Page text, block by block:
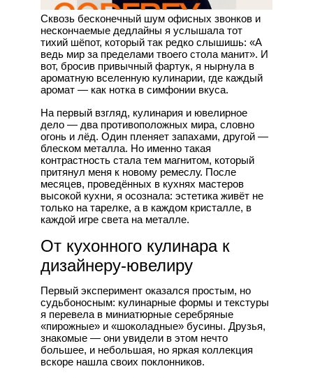
Сквозь бесконечный шум офисных звонков и
нескончаемые дедлайны я услышала тот
тихий шёпот, который так редко слышишь: «А
ведь мир за пределами твоего стола манит». И
вот, бросив привычный фартук, я нырнула в
ароматную вселенную кулинарии, где каждый
аромат — как нотка в симфонии вкуса.
На первый взгляд, кулинария и ювелирное
дело — два противоположных мира, словно
огонь и лёд. Один пленяет запахами, другой —
блеском металла. Но именно такая
контрастность стала тем магнитом, который
притянул меня к новому ремеслу. После
месяцев, проведённых в кухнях мастеров
высокой кухни, я осознала: эстетика живёт не
только на тарелке, а в каждом кристалле, в
каждой игре света на металле.
От кухонного кулинара к
дизайнеру‑ювелиру
Первый эксперимент оказался простым, но
судьбоносным: кулинарные формы и текстуры
я перевела в миниатюрные серебряные
«пирожные» и «шоколадные» бусины. Друзья,
знакомые — они увидели в этом нечто
большее, и небольшая, но яркая коллекция
вскоре нашла своих поклонников.